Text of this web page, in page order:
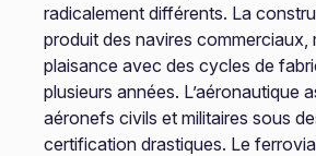
radicalement différents. La
produit des navires commerciaux,
plaisance avec des cycles de
plusieurs années. L’aéronautique
aéronefs civils et militaires sous
certification drastiques. Le